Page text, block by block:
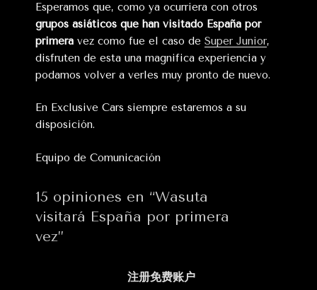
Esperamos que, como ya ocurriera con otros
grupos asiáticos que han visitado España por
primera vez como fue el caso de Super Junior,
disfruten de esta una magnifica experiencia y
podamos volver a verles muy pronto de nuevo.
En Exclusive Cars siempre estaremos a su
disposición.
Equipo de Comunicación
15 opiniones en “Wasuta
visitará España por primera
vez”
注册免费账户